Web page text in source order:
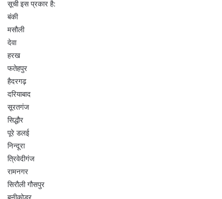
सूची इस प्रकार है:
बंकी
मसौली
देवा
हरख
फतेहपुर
हैदरगढ़
दरियाबाद
सूरतगंज
सिद्धौर
पूरे डलई
निन्दूरा
त्रिवेदीगंज
रामनगर
सिरौली गौसपुर